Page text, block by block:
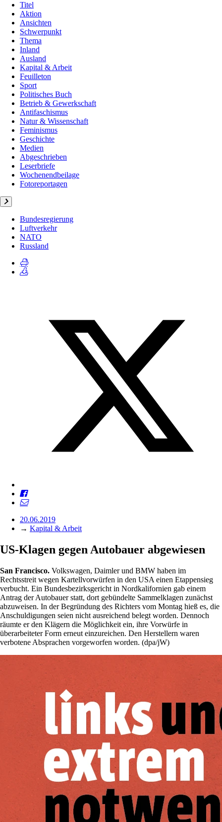
Titel
Aktion
Ansichten
Schwerpunkt
Thema
Inland
Ausland
Kapital & Arbeit
Feuilleton
Sport
Politisches Buch
Betrieb & Gewerkschaft
Antifaschismus
Natur & Wissenschaft
Feminismus
Geschichte
Medien
Abgeschrieben
Leserbriefe
Wochenendbeilage
Fotoreportagen
Bundesregierung
Luftverkehr
NATO
Russland
20.06.2019
→ Kapital & Arbeit
US-Klagen gegen Autobauer abgewiesen
San Francisco. Volkswagen, Daimler und BMW haben im
Rechtsstreit wegen Kartellvorwürfen in den USA einen Etappensieg
verbucht. Ein Bundesbezirksgericht in Nordkalifornien gab einem
Antrag der Autobauer statt, dort gebündelte Sammelklagen zunächst
abzuweisen. In der Begründung des Richters vom Montag hieß es, die
Anschuldigungen seien nicht ausreichend belegt worden. Dennoch
räumte er den Klägern die Möglichkeit ein, ihre Vorwürfe in
überarbeiteter Form erneut einzureichen. Den Herstellern waren
verbotene Absprachen vorgeworfen worden. (dpa/jW)